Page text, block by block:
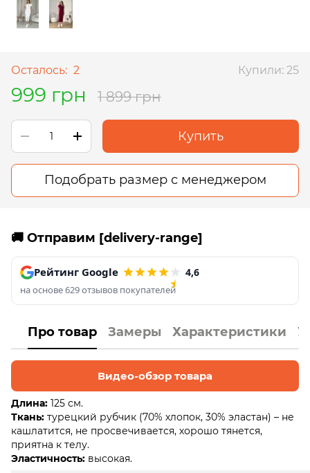
Осталось: 2 Купили: 25
999 грн 1 899 грн
Купить
Подобрать размер с менеджером
🚚 Отправим [delivery-range]
Рейтинг Google 4,6
на основе 629 отзывов покупателей
Про товар Замеры Характеристики
Видео-обзор товара
Длина: 125 см.
Ткань: турецкий рубчик (70% хлопок, 30% эластан) – не
кашлатится, не просвечивается, хорошо тянется,
приятна к телу.
Эластичность: высокая.